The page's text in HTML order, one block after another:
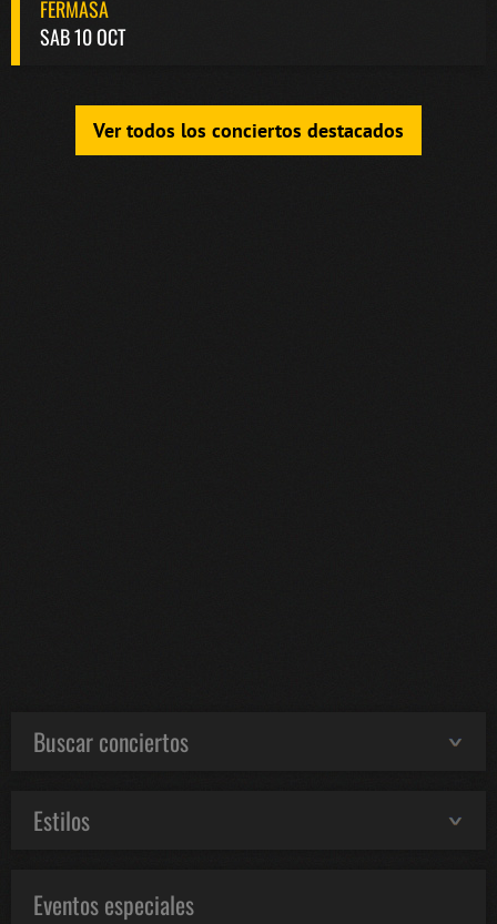
FERMASA
SAB 10 OCT
Ver todos los conciertos destacados
Buscar conciertos
Estilos
Eventos especiales